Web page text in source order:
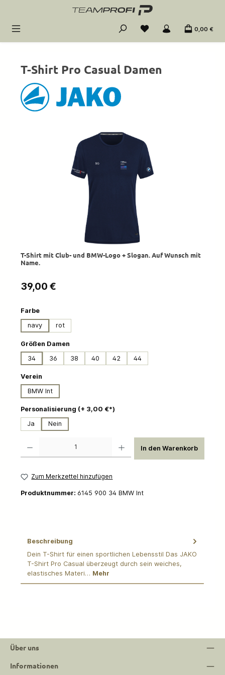
Zum Hauptinhalt springen
0,00 €
T-Shirt Pro Casual Damen
Bildergalerie überspringen
T-Shirt mit Club- und BMW-Logo + Slogan. Auf Wunsch mit
Name.
Regulärer Preis:
39,00 €
Farbeauswählen
navy
rot
Größen Damen
34
36 38 40 42 44
Verein
BMW Int
Personalisierung (+ 3,00 €*)
Ja
Nein
In den Warenkorb
Zum Merkzettel hinzufügen
Produktnummer: 6145 900 34 BMW Int
Beschreibung
Dein T-Shirt für einen sportlichen Lebensstil Das JAKO
T-Shirt Pro Casual überzeugt durch sein weiches,
elastisches Materi… Mehr
Über uns
Informationen